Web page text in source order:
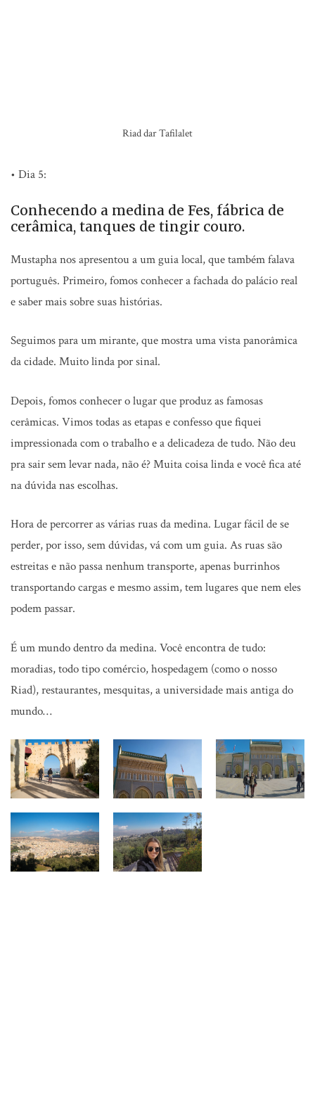
Riad dar Tafilalet
• Dia 5:
Conhecendo a medina de Fes, fábrica de
cerâmica, tanques de tingir couro.
Mustapha nos apresentou a um guia local, que também falava
português. Primeiro, fomos conhecer a fachada do palácio real
e saber mais sobre suas histórias.
Seguimos para um mirante, que mostra uma vista panorâmica
da cidade. Muito linda por sinal.
Depois, fomos conhecer o lugar que produz as famosas
cerâmicas. Vimos todas as etapas e confesso que fiquei
impressionada com o trabalho e a delicadeza de tudo. Não deu
pra sair sem levar nada, não é? Muita coisa linda e você fica até
na dúvida nas escolhas.
Hora de percorrer as várias ruas da medina. Lugar fácil de se
perder, por isso, sem dúvidas, vá com um guia. As ruas são
estreitas e não passa nenhum transporte, apenas burrinhos
transportando cargas e mesmo assim, tem lugares que nem eles
podem passar.
É um mundo dentro da medina. Você encontra de tudo:
moradias, todo tipo comércio, hospedagem (como o nosso
Riad), restaurantes, mesquitas, a universidade mais antiga do
mundo…